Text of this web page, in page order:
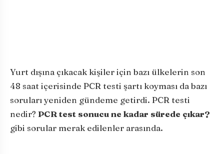
Yurt dışına çıkacak kişiler için bazı ülkelerin son
48 saat içerisinde PCR testi şartı koyması da bazı
soruları yeniden gündeme getirdi. PCR testi
nedir? PCR test sonucu ne kadar sürede çıkar?
gibi sorular merak edilenler arasında.